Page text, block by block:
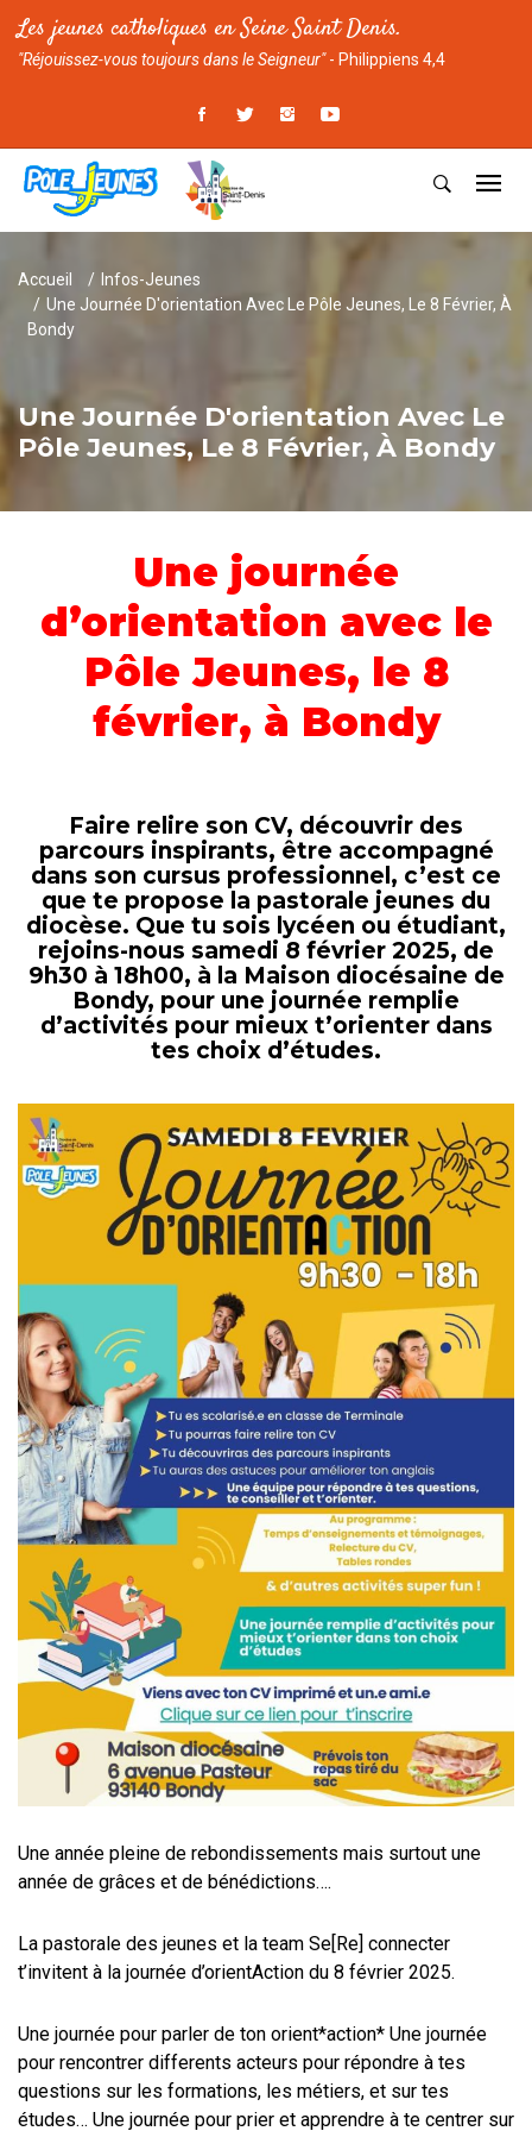
Les jeunes catholiques en Seine Saint Denis.
"Réjouissez-vous toujours dans le Seigneur"- Philippiens 4,4
Accueil
Infos-Jeunes
Une Journée D'orientation Avec Le Pôle Jeunes, Le 8 Février, À
Bondy
Une Journée D'orientation Avec Le
Pôle Jeunes, Le 8 Février, À Bondy
Une journée
d’orientation avec le
Pôle Jeunes, le 8
février, à Bondy
Faire relire son CV, découvrir des
parcours inspirants, être accompagné
dans son cursus professionnel, c’est ce
que te propose la pastorale jeunes du
diocèse. Que tu sois lycéen ou étudiant,
rejoins-nous samedi 8 février 2025, de
9h30 à 18h00, à la Maison diocésaine de
Bondy, pour une journée remplie
d’activités pour mieux t’orienter dans
tes choix d’études.
Une année pleine de rebondissements mais surtout une
année de grâces et de bénédictions….
La pastorale des jeunes et la team Se[Re] connecter
t’invitent à la journée d’orientAction du 8 février 2025.
Une journée pour parler de ton orient*action* Une journée
pour rencontrer differents acteurs pour répondre à tes
questions sur les formations, les métiers, et sur tes
études… Une journée pour prier et apprendre à te centrer sur